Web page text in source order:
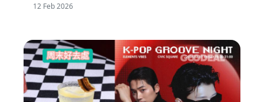
12 Feb 2026